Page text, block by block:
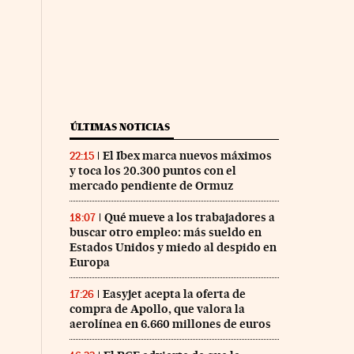
ÚLTIMAS NOTICIAS
22:15
El Ibex marca nuevos máximos
y toca los 20.300 puntos con el
mercado pendiente de Ormuz
18:07
Qué mueve a los trabajadores a
buscar otro empleo: más sueldo en
Estados Unidos y miedo al despido en
Europa
17:26
Easyjet acepta la oferta de
compra de Apollo, que valora la
aerolínea en 6.660 millones de euros